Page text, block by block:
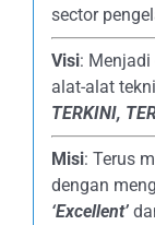
sector
Visi: Menjadi
alat-alat
TERKINI,
Misi: Terus
dengan
‘Excellent’